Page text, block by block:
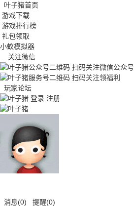
叶子猪首页
游戏下载
游戏排行榜
礼包领取
小蚁模拟器
关注微信
扫码关注微信公众号
扫码关注领福利
玩家论坛
登录 注册
消息(0) 提醒(0)